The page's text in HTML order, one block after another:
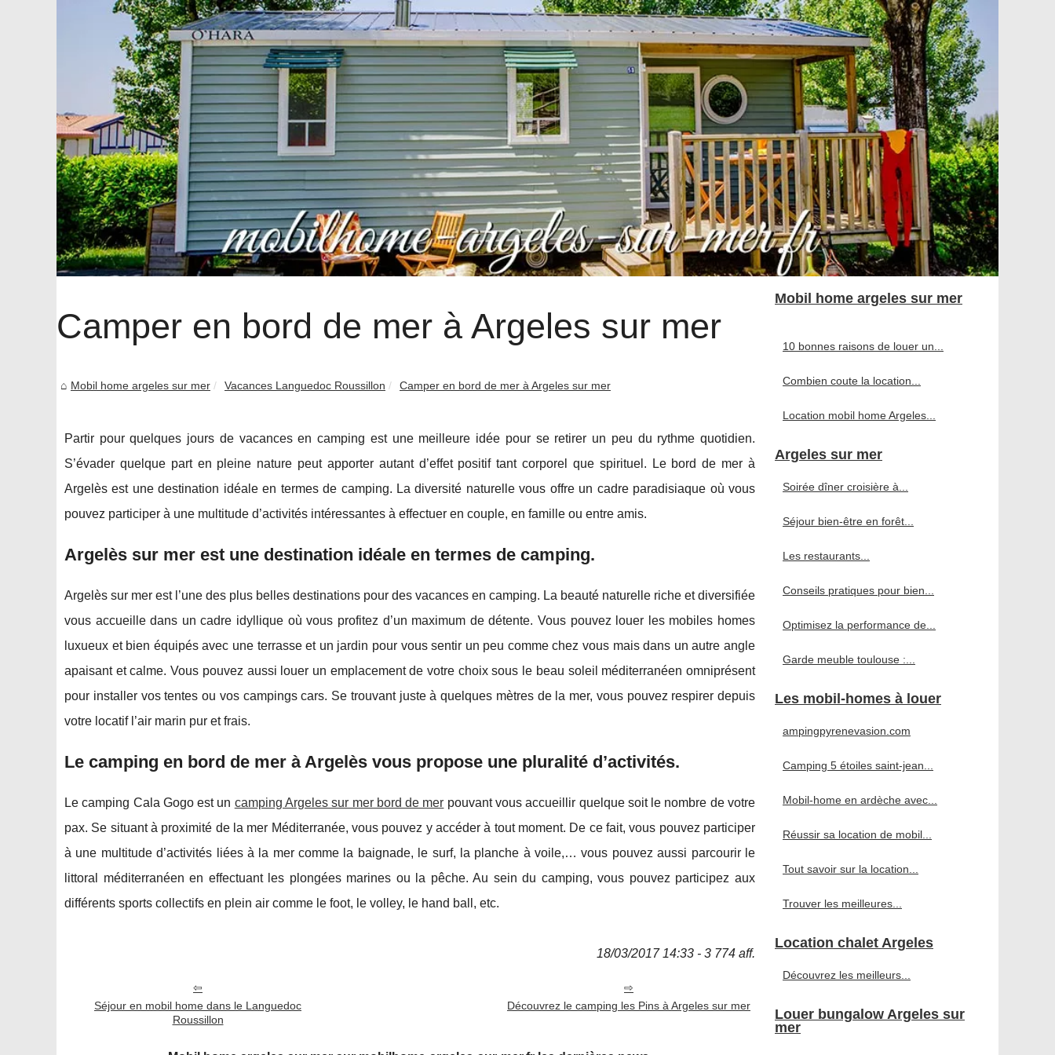
Camper en bord de mer à Argeles sur mer
Mobil home argeles sur mer Vacances Languedoc Roussillon Camper en bord de mer à Argeles sur mer
Partir pour quelques jours de vacances en camping est une meilleure idée pour se retirer un peu du rythme quotidien.
S’évader quelque part en pleine nature peut apporter autant d’effet positif tant corporel que spirituel. Le bord de mer à
Argelès est une destination idéale en termes de camping. La diversité naturelle vous offre un cadre paradisiaque où vous
pouvez participer à une multitude d’activités intéressantes à effectuer en couple, en famille ou entre amis.
Argelès sur mer est une destination idéale en termes de camping.
Argelès sur mer est l’une des plus belles destinations pour des vacances en camping. La beauté naturelle riche et diversifiée
vous accueille dans un cadre idyllique où vous profitez d’un maximum de détente. Vous pouvez louer les mobiles homes
luxueux et bien équipés avec une terrasse et un jardin pour vous sentir un peu comme chez vous mais dans un autre angle
apaisant et calme. Vous pouvez aussi louer un emplacement de votre choix sous le beau soleil méditerranéen omniprésent
pour installer vos tentes ou vos campings cars. Se trouvant juste à quelques mètres de la mer, vous pouvez respirer depuis
votre locatif l’air marin pur et frais.
Le camping en bord de mer à Argelès vous propose une pluralité d’activités.
Le camping Cala Gogo est un camping Argeles sur mer bord de mer pouvant vous accueillir quelque soit le nombre de votre
pax. Se situant à proximité de la mer Méditerranée, vous pouvez y accéder à tout moment. De ce fait, vous pouvez participer
à une multitude d’activités liées à la mer comme la baignade, le surf, la planche à voile,… vous pouvez aussi parcourir le
littoral méditerranéen en effectuant les plongées marines ou la pêche. Au sein du camping, vous pouvez participez aux
différents sports collectifs en plein air comme le foot, le volley, le hand ball, etc.
18/03/2017 14:33 - 3 774 aff.
Séjour en mobil home dans le Languedoc
Roussillon
Découvrez le camping les Pins à Argeles sur mer
Mobil home argeles sur mer
10 bonnes raisons de louer un...
Combien coute la location...
Location mobil home Argeles...
Argeles sur mer
Soirée dîner croisière à...
Séjour bien-être en forêt...
Les restaurants...
Conseils pratiques pour bien...
Optimisez la performance de...
Garde meuble toulouse :...
Les mobil-homes à louer
ampingpyrenevasion.com
Camping 5 étoiles saint-jean...
Mobil-home en ardèche avec...
Réussir sa location de mobil...
Tout savoir sur la location...
Trouver les meilleures...
Location chalet Argeles
Découvrez les meilleurs...
Louer bungalow Argeles sur
mer